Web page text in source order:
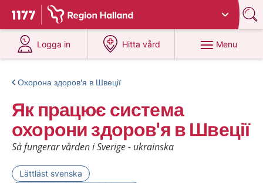
To start page for 1177
Du har valt region Halland
Logga in
at 1177.se
Hitta vård
at 1177.se
Menu
Охорона здоров'я в Швеції
Як працює система
охорони здоров'я в Швеції
Så fungerar vården i Sverige - ukrainska
Lättläst svenska